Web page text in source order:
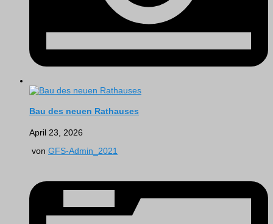
Bau des neuen Rathauses
April 23, 2026
von GFS-Admin_2021